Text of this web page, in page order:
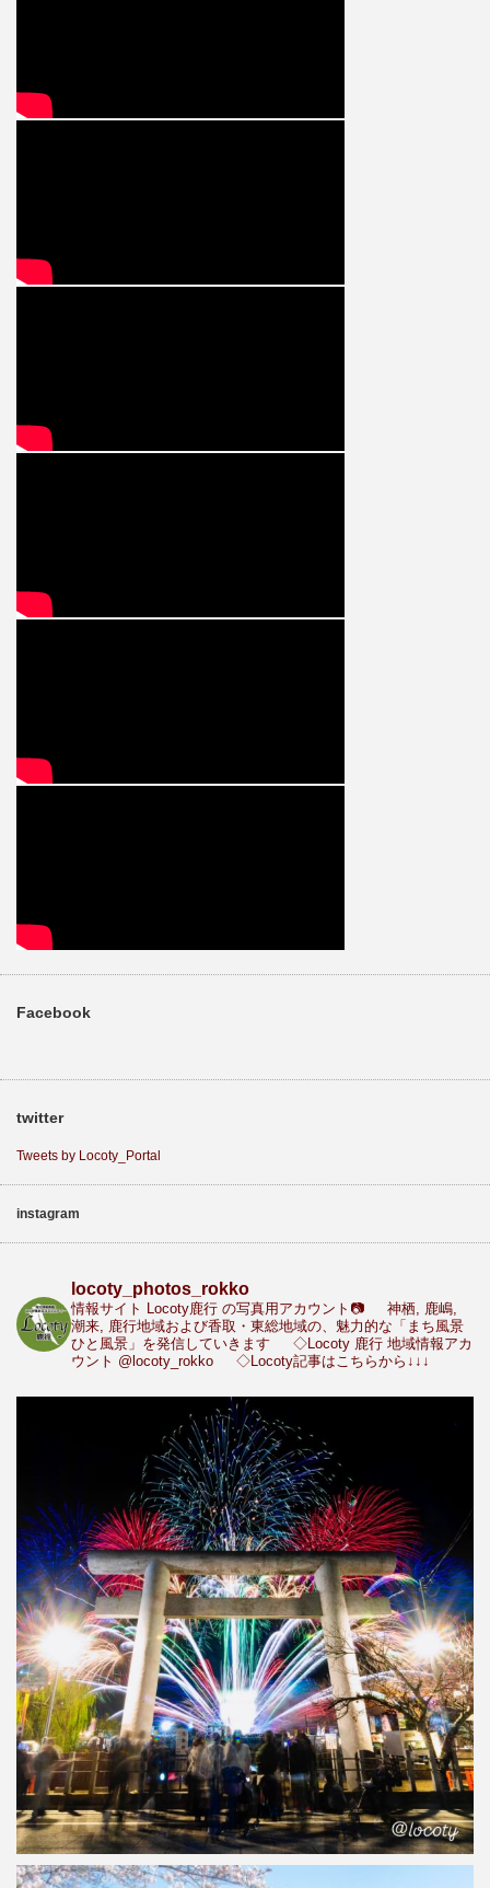
Facebook
twitter
Tweets by Locoty_Portal
instagram
locoty_photos_rokko
情報サイト Locoty鹿行 の写真用アカウント📷
神栖, 鹿嶋,
潮来, 鹿行地域および香取・東総地域の、魅力的な「まち風景
ひと風景」を発信していきます
◇Locoty 鹿行 地域情報アカ
ウント @locoty_rokko ◇Locoty記事はこちらから↓↓↓